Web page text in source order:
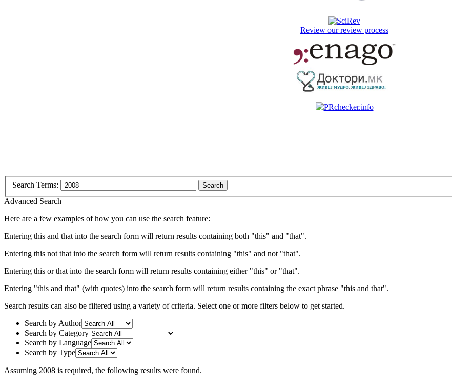
Review our review process
Search Terms: Search
Advanced Search
Here are a few examples of how you can use the search feature:
Entering this and that into the search form will return results containing both "this" and "that".
Entering this not that into the search form will return results containing "this" and not "that".
Entering this or that into the search form will return results containing either "this" or "that".
Entering "this and that" (with quotes) into the search form will return results containing the exact phrase "this and that".
Search results can also be filtered using a variety of criteria. Select one or more filters below to get started.
Search by Author
Search by Category
Search by Language
Search by Type
Assuming 2008 is required, the following results were found.